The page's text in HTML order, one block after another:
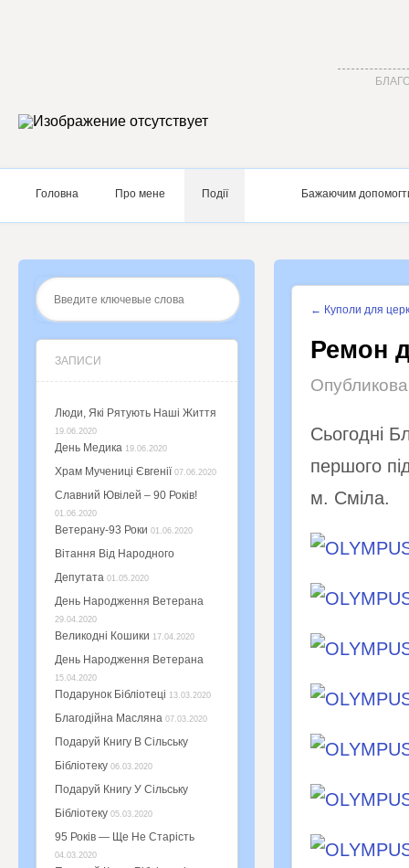
Головна Про мене Події Бажаючим
ЗАПИСИ
Люди, Які Рятують Наші Життя
19.06.2020
День Медика 19.06.2020
Храм Мучениці Євгенії 07.06.2020
Славний Ювілей – 90 Років!
01.06.2020
Ветерану-93 Роки 01.06.2020
Вітання Від Народного
Депутата 01.05.2020
День Народження Ветерана
29.04.2020
Великодні Кошики 17.04.2020
День Народження Ветерана
15.04.2020
Подарунок Бібліотеці 13.03.2020
Благодійна Масляна 07.03.2020
Подаруй Книгу В Сільську
Бібліотеку 06.03.2020
Подаруй Книгу У Сільську
Бібліотеку 05.03.2020
95 Років — Ще Не Старість
04.03.2020
← Куполи для
Ремон
Сьогодні
першого
м. Сміла.